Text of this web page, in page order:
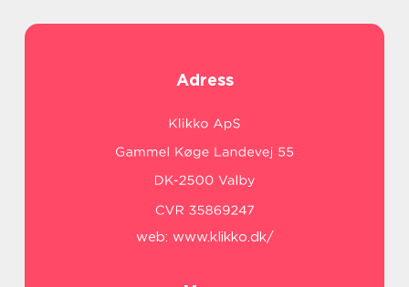
Adress
web: www.klikko.dk/